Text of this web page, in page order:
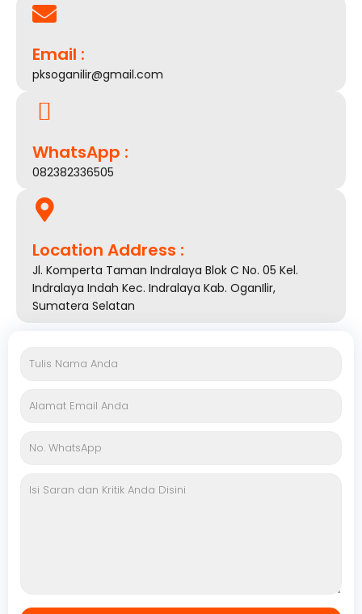
Email :
pksoganilir@gmail.com
WhatsApp :
082382336505
Location Address :
Jl. Komperta Taman Indralaya Blok C No. 05 Kel.
Indralaya Indah Kec. Indralaya Kab. OganIlir,
Sumatera Selatan